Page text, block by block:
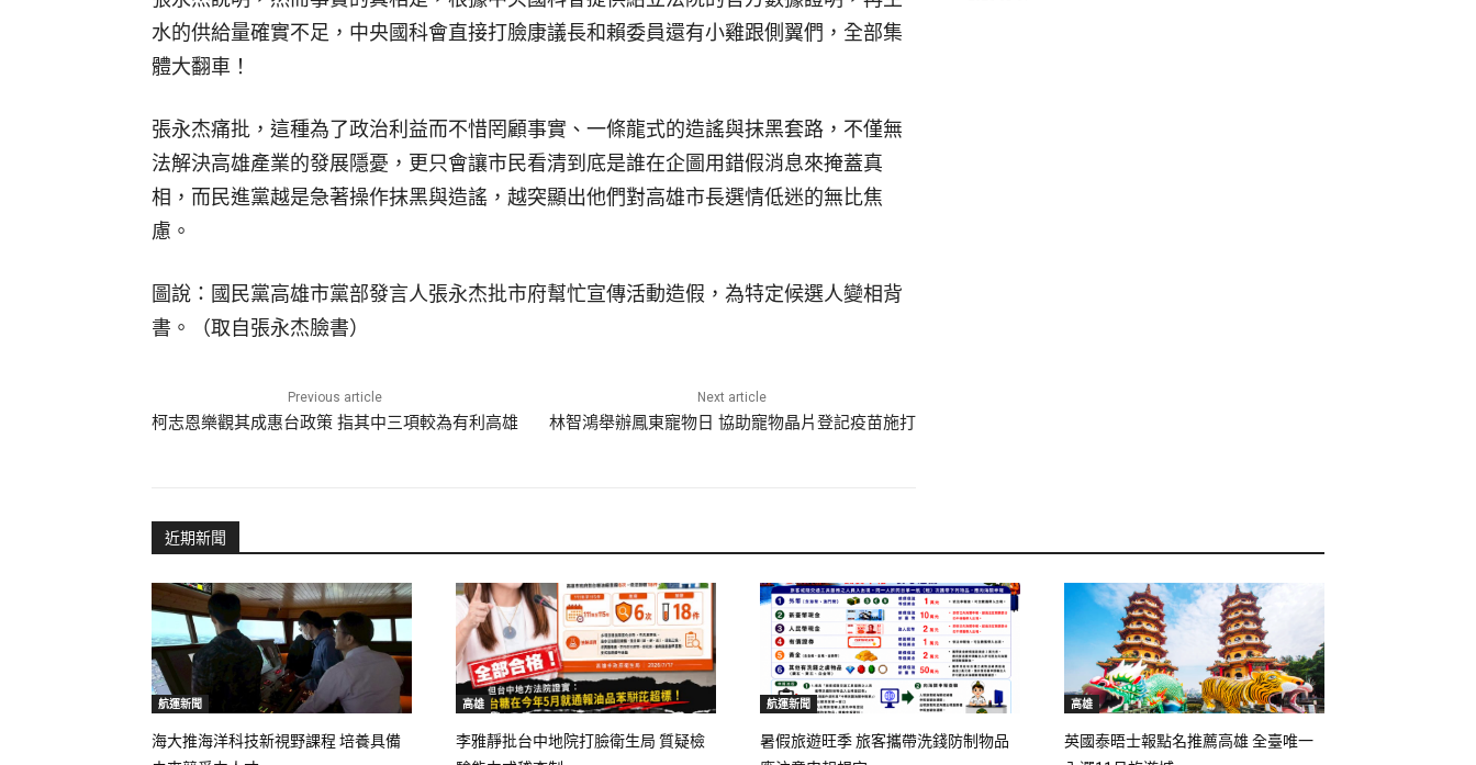
水的供給量確實不足，中央國科會直接打臉康議長和賴委員還有小雞跟側翼們，全部集
體大翻車！
張永杰痛批，這種為了政治利益而不惜罔顧事實、一條龍式的造謠與抹黑套路，不僅無
法解決高雄產業的發展隱憂，更只會讓市民看清到底是誰在企圖用錯假消息來掩蓋真
相，而民進黨越是急著操作抹黑與造謠，越突顯出他們對高雄市長選情低迷的無比焦
慮。
圖說：國民黨高雄市黨部發言人張永杰批市府幫忙宣傳活動造假，為特定候選人變相背
書。（取自張永杰臉書）
Previous article
柯志恩樂觀其成惠台政策 指其中三項較為有利高雄
Next article
林智鴻舉辦鳳東寵物日 協助寵物晶片登記疫苗施打
近期新聞
航運新聞
海大推海洋科技新視野課程 培養具備
高雄
李雅靜批台中地院打臉衛生局 質疑檢
航運新聞
暑假旅遊旺季 旅客攜帶洗錢防制物品
高雄
英國泰晤士報點名推薦高雄 全臺唯一